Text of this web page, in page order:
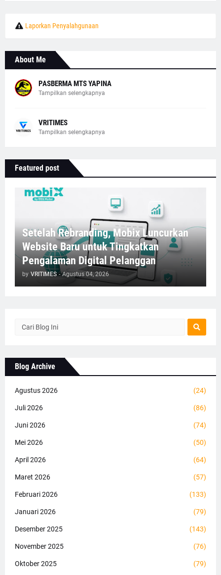
Laporkan Penyalahgunaan
About Me
PASBERMA MTS YAPINA
Tampilkan selengkapnya
VRITIMES
Tampilkan selengkapnya
Featured post
Setelah Rebranding, Mobix Luncurkan
Website Baru untuk Tingkatkan
Pengalaman Digital Pelanggan
by VRITIMES - Agustus 04, 2026
Blog Archive
Agustus 2026 (24)
Juli 2026 (86)
Juni 2026 (74)
Mei 2026 (50)
April 2026 (64)
Maret 2026 (57)
Februari 2026 (133)
Januari 2026 (79)
Desember 2025 (143)
November 2025 (76)
Oktober 2025 (79)